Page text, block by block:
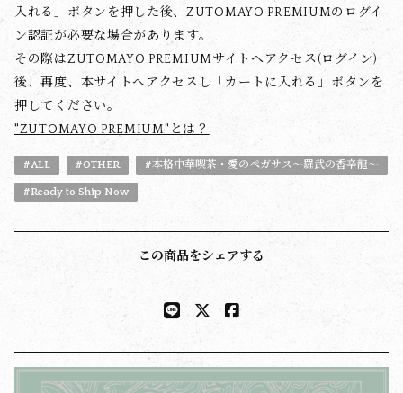
入れる」ボタンを押した後、ZUTOMAYO PREMIUMのログイ
ン認証が必要な場合があります。
その際はZUTOMAYO PREMIUMサイトへアクセス(ログイン)
後、再度、本サイトへアクセスし「カートに入れる」ボタンを
押してください。
"ZUTOMAYO PREMIUM"とは？
#ALL #OTHER #本格中華喫茶・愛のペガサス～羅武の香辛龍～
#Ready to Ship Now
この商品をシェアする